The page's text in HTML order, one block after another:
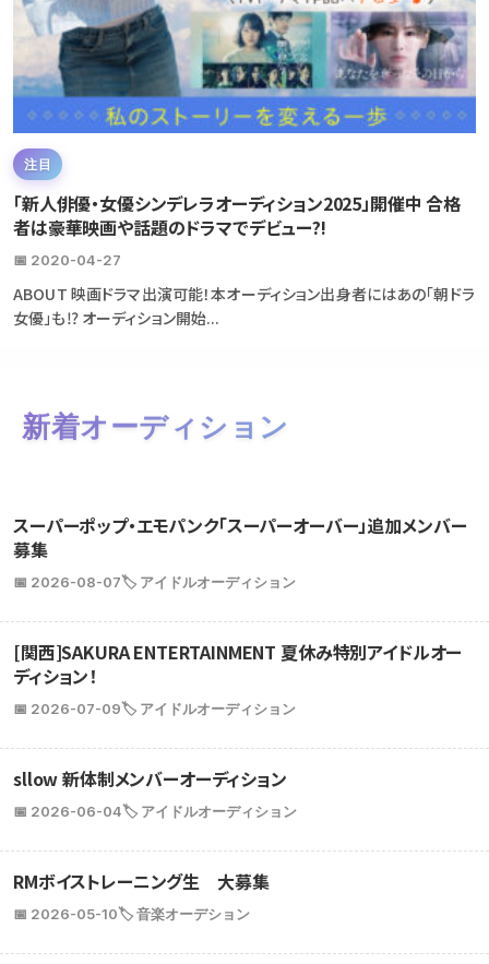
注目
「新人俳優・女優シンデレラオーディション2025」開催中 合格
者は豪華映画や話題のドラマでデビュー?!
📅 2020-04-27
ABOUT 映画ドラマ出演可能！本オーディション出身者にはあの「朝ドラ
女優」も⁉ オーディション開始...
新着オーディション
スーパーポップ・エモパンク「スーパーオーバー」追加メンバー
募集
📅 2026-08-07🏷️ アイドルオーディション
[関西]SAKURA ENTERTAINMENT 夏休み特別アイドルオー
ディション！
📅 2026-07-09🏷️ アイドルオーディション
sllow 新体制メンバーオーディション
📅 2026-06-04🏷️ アイドルオーディション
RMボイストレーニング生 大募集
📅 2026-05-10🏷️ 音楽オーデション